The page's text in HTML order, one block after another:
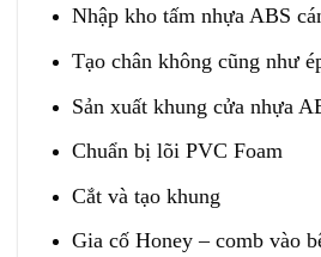
Nhập kho tấm nhựa ABS
Tạo chân không cũng như
Sản xuất khung cửa nhựa
Chuẩn bị lõi PVC Foam
Cắt và tạo khung
Gia cố Honey – comb vào